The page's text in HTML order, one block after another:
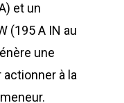
et un
(195 A IN au
une
à la